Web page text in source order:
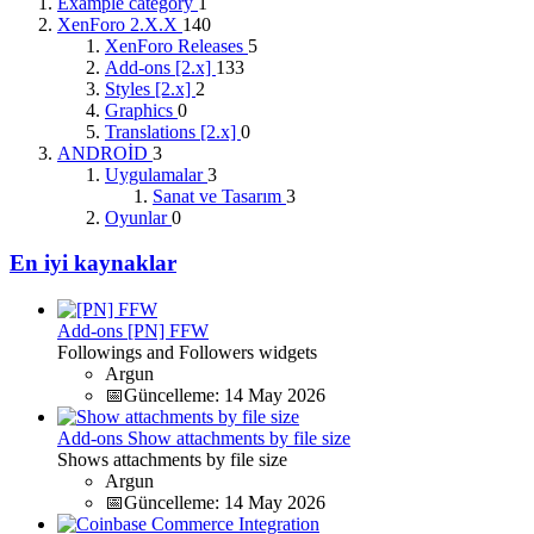
XenForo 2.X.X 140
XenForo Releases 5
Add-ons [2.x] 133
Styles [2.x] 2
Graphics 0
Translations [2.x] 0
ANDROİD 3
Uygulamalar3
Sanat ve Tasarım 3
Oyunlar0
En iyi kaynaklar
Add-ons [PN] FFW
Followings and Followers widgets
Argun
📅Güncelleme: 14 May 2026
Add-ons Show attachments by file size
Shows attachments by file size
Argun
📅Güncelleme: 14 May 2026